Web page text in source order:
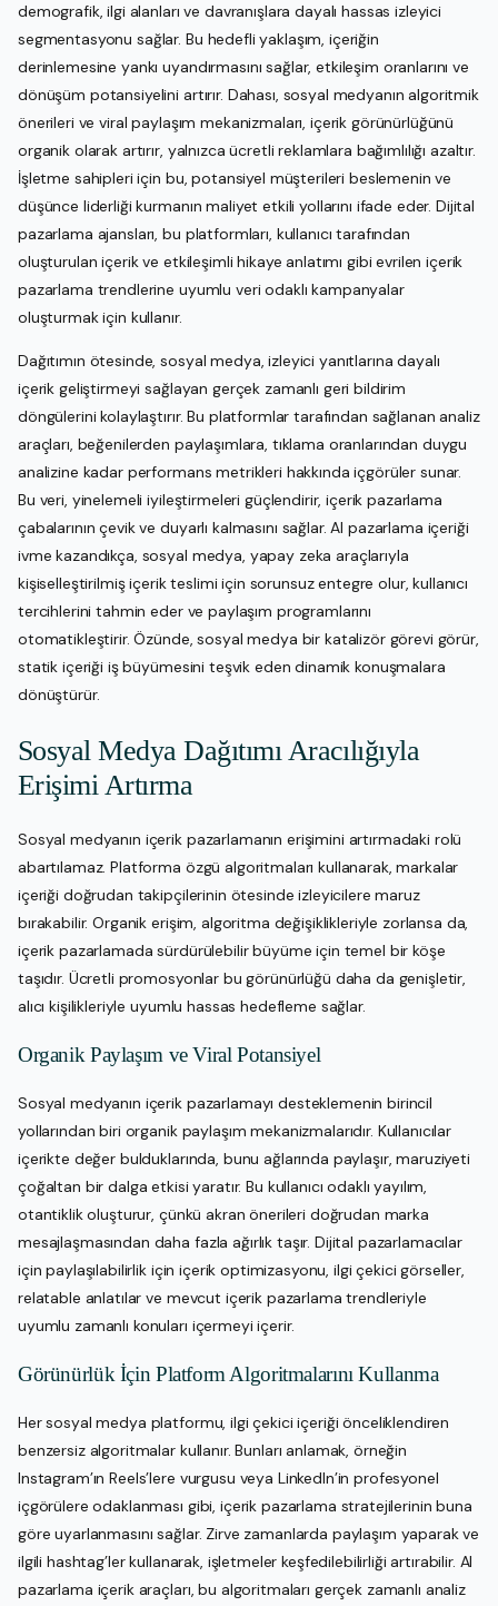
demografik, ilgi alanları ve davranışlara dayalı hassas izleyici
segmentasyonu sağlar. Bu hedefli yaklaşım, içeriğin
derinlemesine yankı uyandırmasını sağlar, etkileşim oranlarını ve
dönüşüm potansiyelini artırır. Dahası, sosyal medyanın algoritmik
önerileri ve viral paylaşım mekanizmaları, içerik görünürlüğünü
organik olarak artırır, yalnızca ücretli reklamlara bağımlılığı azaltır.
İşletme sahipleri için bu, potansiyel müşterileri beslemenin ve
düşünce liderliği kurmanın maliyet etkili yollarını ifade eder. Dijital
pazarlama ajansları, bu platformları, kullanıcı tarafından
oluşturulan içerik ve etkileşimli hikaye anlatımı gibi evrilen içerik
pazarlama trendlerine uyumlu veri odaklı kampanyalar
oluşturmak için kullanır.
Dağıtımın ötesinde, sosyal medya, izleyici yanıtlarına dayalı
içerik geliştirmeyi sağlayan gerçek zamanlı geri bildirim
döngülerini kolaylaştırır. Bu platformlar tarafından sağlanan analiz
araçları, beğenilerden paylaşımlara, tıklama oranlarından duygu
analizine kadar performans metrikleri hakkında içgörüler sunar.
Bu veri, yinelemeli iyileştirmeleri güçlendirir, içerik pazarlama
çabalarının çevik ve duyarlı kalmasını sağlar. AI pazarlama içeriği
ivme kazandıkça, sosyal medya, yapay zeka araçlarıyla
kişiselleştirilmiş içerik teslimi için sorunsuz entegre olur, kullanıcı
tercihlerini tahmin eder ve paylaşım programlarını
otomatikleştirir. Özünde, sosyal medya bir katalizör görevi görür,
statik içeriği iş büyümesini teşvik eden dinamik konuşmalara
dönüştürür.
Sosyal Medya Dağıtımı Aracılığıyla
Erişimi Artırma
Sosyal medyanın içerik pazarlamanın erişimini artırmadaki rolü
abartılamaz. Platforma özgü algoritmaları kullanarak, markalar
içeriği doğrudan takipçilerinin ötesinde izleyicilere maruz
bırakabilir. Organik erişim, algoritma değişiklikleriyle zorlansa da,
içerik pazarlamada sürdürülebilir büyüme için temel bir köşe
taşıdır. Ücretli promosyonlar bu görünürlüğü daha da genişletir,
alıcı kişilikleriyle uyumlu hassas hedefleme sağlar.
Organik Paylaşım ve Viral Potansiyel
Sosyal medyanın içerik pazarlamayı desteklemenin birincil
yollarından biri organik paylaşım mekanizmalarıdır. Kullanıcılar
içerikte değer bulduklarında, bunu ağlarında paylaşır, maruziyeti
çoğaltan bir dalga etkisi yaratır. Bu kullanıcı odaklı yayılım,
otantiklik oluşturur, çünkü akran önerileri doğrudan marka
mesajlaşmasından daha fazla ağırlık taşır. Dijital pazarlamacılar
için paylaşılabilirlik için içerik optimizasyonu, ilgi çekici görseller,
relatable anlatılar ve mevcut içerik pazarlama trendleriyle
uyumlu zamanlı konuları içermeyi içerir.
Görünürlük İçin Platform Algoritmalarını Kullanma
Her sosyal medya platformu, ilgi çekici içeriği önceliklendiren
benzersiz algoritmalar kullanır. Bunları anlamak, örneğin
Instagram’ın Reels’lere vurgusu veya LinkedIn’in profesyonel
içgörülere odaklanması gibi, içerik pazarlama stratejilerinin buna
göre uyarlanmasını sağlar. Zirve zamanlarda paylaşım yaparak ve
ilgili hashtag’ler kullanarak, işletmeler keşfedilebilirliği artırabilir. AI
pazarlama içerik araçları, bu algoritmaları gerçek zamanlı analiz